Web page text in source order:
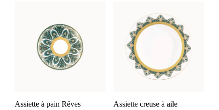
Assiette à pain Rêves
Assiette creuse à aile